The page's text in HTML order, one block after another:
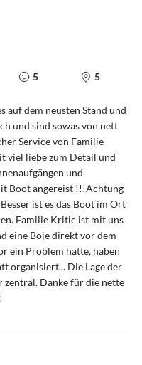
5 5
auf dem neusten Stand und
und sind sowas von nett
Service von Familie
viel liebe zum Detail und
und
Boot angereist !!!Achtung
ist es das Boot im Ort
Familie Kritic ist mit uns
eine Boje direkt vor dem
ein Problem hatte, haben
organisiert... Die Lage der
Danke für die nette